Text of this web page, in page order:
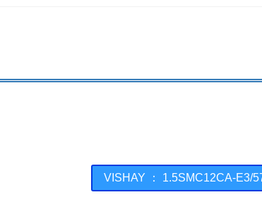
VISHAY ： 1.5SMC12CA-E3/